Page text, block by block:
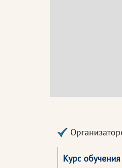
Курс обучения